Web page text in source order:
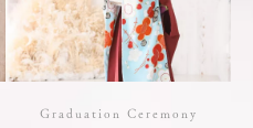
Graduation Ceremony